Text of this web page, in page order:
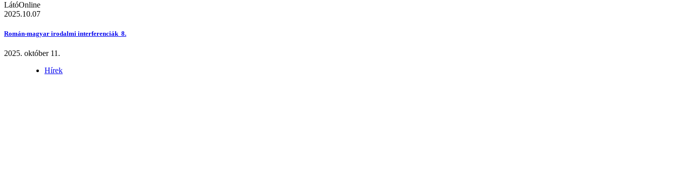
LátóOnline
2025.10.07
Román-magyar irodalmi interferenciák 8.
2025. október 11.
Hírek